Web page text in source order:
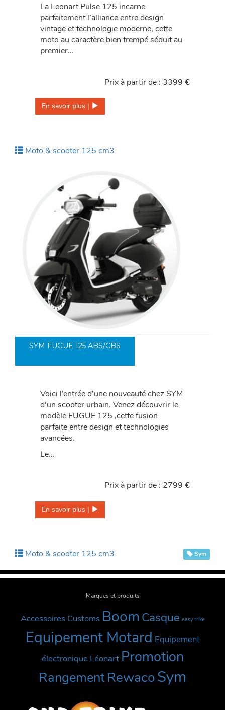
La Leonart Pulse 125 incarne
parfaitement l’alliance entre design
vintage et technologie moderne, cette
moto au caractère bien trempé séduit au
premier…
Prix à partir de : 3399 €
En savoir plus |
Moto & scooter 125 cm3
SYM FUGUE 125 ABS/CBS
Voici l’entrée d’une nouveauté chez SYM
d’un scooter urbain. Venez découvrir le
modèle FUGUE 125 ,cette fusion
parfaite entre design et technologies
avancées.
Le…
Prix à partir de : 2799 €
En savoir plus |
Moto & scooter 125 cm3 Sym
Marques et produits
Accessoires Customs Boom Casque easy trike
Equipement Motard Equipement
électronique Léonart Promotion
RangementRewacoSym